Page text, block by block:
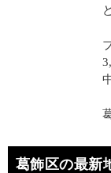
葛飾区の最新